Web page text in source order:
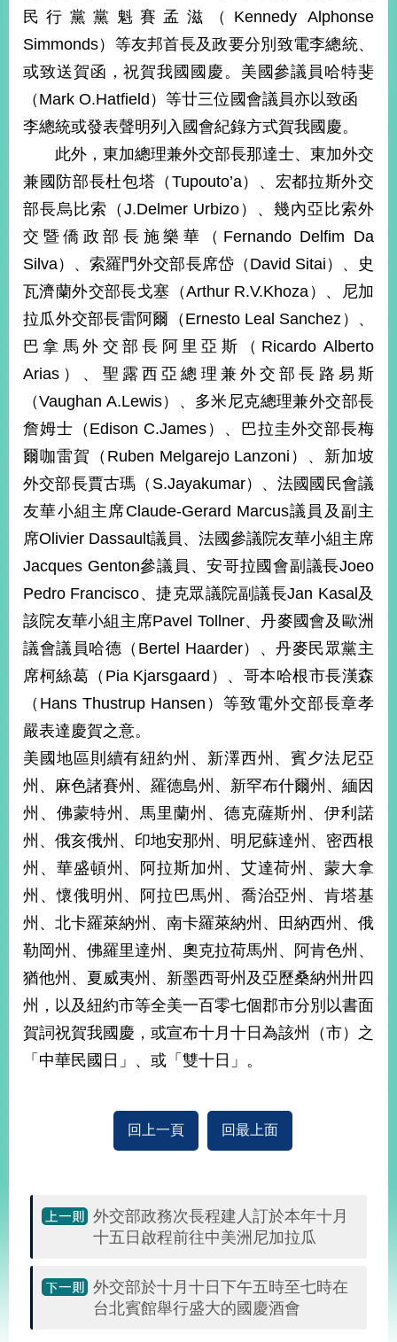
家
與
地
區
國
際
政
府
資
訊
開
民
服
本
部
相
關
網
部
長
信
粉
絲
專
LINEInstagram
X平台
(原推特)
APPYouTube
RSS
政
府
網
站
資
料
開
放
宣
告
隱
權
保
策
障
礙
民行黨黨魁賽孟滋（Kennedy Alphonse
Simmonds）等友邦首長及政要分別致電李總統、
或致送賀函，祝賀我國國慶。美國參議員哈特斐
（Mark O.Hatfield）等廿三位國會議員亦以致函
李總統或發表聲明列入國會紀錄方式賀我國慶。
此外，東加總理兼外交部長那達士、東加外交
兼國防部長杜包塔（Tupouto’a）、宏都拉斯外交
部長烏比索（J.Delmer Urbizo）、幾內亞比索外
交暨僑政部長施樂華（Fernando Delfim Da
Silva）、索羅門外交部長席岱（David Sitai）、史
瓦濟蘭外交部長戈塞（Arthur R.V.Khoza）、尼加
拉瓜外交部長雷阿爾（Ernesto Leal Sanchez）、
巴拿馬外交部長阿里亞斯（Ricardo Alberto
Arias）、聖露西亞總理兼外交部長路易斯
（Vaughan A.Lewis）、多米尼克總理兼外交部長
詹姆士（Edison C.James）、巴拉圭外交部長梅
爾咖雷賀（Ruben Melgarejo Lanzoni）、新加坡
外交部長賈古瑪（S.Jayakumar）、法國國民會議
友華小組主席Claude-Gerard Marcus議員及副主
席Olivier Dassault議員、法國參議院友華小組主席
Jacques Genton參議員、安哥拉國會副議長Joeo
Pedro Francisco、捷克眾議院副議長Jan Kasal及
該院友華小組主席Pavel Tollner、丹麥國會及歐洲
議會議員哈德（Bertel Haarder）、丹麥民眾黨主
席柯絲葛（Pia Kjarsgaard）、哥本哈根市長漢森
（Hans Thustrup Hansen）等致電外交部長章孝
嚴表達慶賀之意。
美國地區則續有紐約州、新澤西州、賓夕法尼亞
州、麻色諸賽州、羅德島州、新罕布什爾州、緬因
州、佛蒙特州、馬里蘭州、德克薩斯州、伊利諾
州、俄亥俄州、印地安那州、明尼蘇達州、密西根
州、華盛頓州、阿拉斯加州、艾達荷州、蒙大拿
州、懷俄明州、阿拉巴馬州、喬治亞州、肯塔基
州、北卡羅萊納州、南卡羅萊納州、田納西州、俄
勒岡州、佛羅里達州、奧克拉荷馬州、阿肯色州、
猶他州、夏威夷州、新墨西哥州及亞歷桑納州卅四
州，以及紐約市等全美一百零七個郡市分別以書面
賀詞祝賀我國慶，或宣布十月十日為該州（市）之
「中華民國日」、或「雙十日」。
回上一頁 回最上面
外交部政務次長程建人訂於本年十月
十五日啟程前往中美洲尼加拉瓜
外交部於十月十日下午五時至七時在
台北賓館舉行盛大的國慶酒會